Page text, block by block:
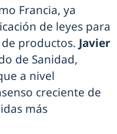
Francia, ya
de leyes para
productos. Javier
de Sanidad,
a nivel
creciente de
más